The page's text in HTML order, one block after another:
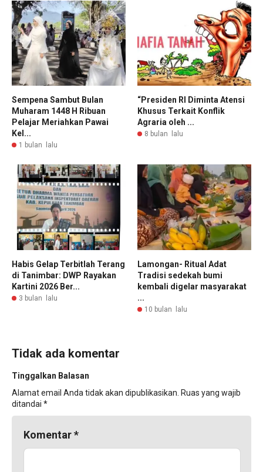
Sempena Sambut Bulan
Muharam 1448 H Ribuan
Pelajar Meriahkan Pawai
Kel...
1 bulan lalu
“Presiden RI Diminta Atensi
Khusus Terkait Konflik
Agraria oleh ...
8 bulan lalu
Habis Gelap Terbitlah Terang
di Tanimbar: DWP Rayakan
Kartini 2026 Ber...
3 bulan lalu
Lamongan- Ritual Adat
Tradisi sedekah bumi
kembali digelar masyarakat
...
10 bulan lalu
Tidak ada komentar
Tinggalkan Balasan
Alamat email Anda tidak akan dipublikasikan. Ruas yang wajib
ditandai *
Komentar*